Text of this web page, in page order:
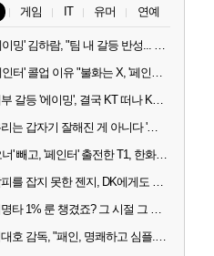
게임 IT 유머 연예
'에이밍' 김하람, "팀 내 갈등 반성... 끝까지 뛰고 싶었다"
'페인터' 콜업 이유 "불화는 X, '페인터'는 부족한 콜을 채워줄 선수"
내부 갈등 '에이밍', 결국 KT 떠나 KRX로...'지우'와 트레이드
우리는 갑자기 잘해진 게 아니다 '씨맥' 김대호 감독의 자신감
'오너' 빼고, '페인터' 출전한 T1, 한화생명에 패배
갈피를 잡지 못한 젠지, DK에게도 0:2 패배
치명타 1% 룬 챙겼죠? 그 시절 그 감성 '롤 클래식' 30일 출시
김대호 감독, "패인, 명쾌하고 심플...다시 힘낼 수 있어"